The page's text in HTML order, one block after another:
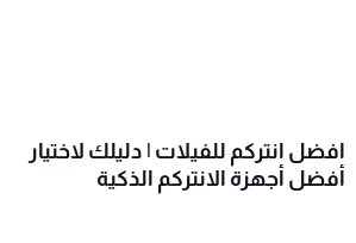
افضل انتركم للفيلات | دليلك لاختيار
أفضل أجهزة الانتركم الذكية